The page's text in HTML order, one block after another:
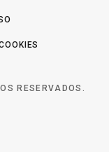
RESERVADOS.